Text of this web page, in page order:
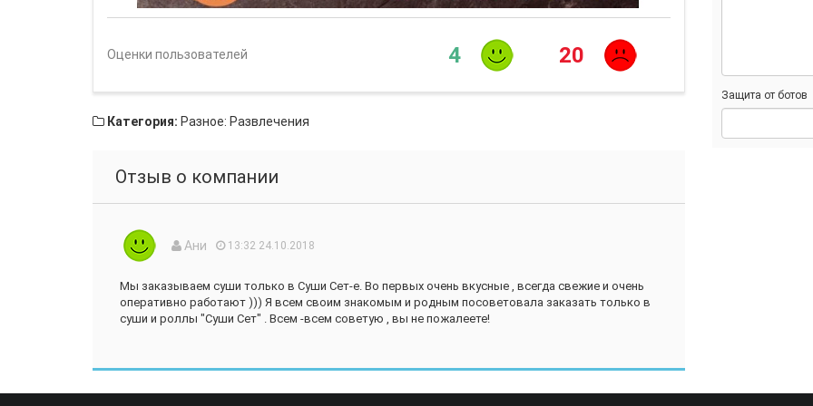
Оценки пользователей 4 20
Категория: Разное: Развлечения
Отзыв о компании
Ани 13:32 24.10.2018
Мы заказываем суши только в Суши Сет-е. Во первых очень вкусные , всегда свежие и очень
оперативно работают ))) Я всем своим знакомым и родным посоветовала заказать только в
суши и роллы "Суши Сет" . Всем -всем советую , вы не пожалеете!
Защита от ботов